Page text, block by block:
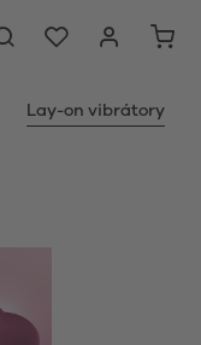
Lay-on vibrátory